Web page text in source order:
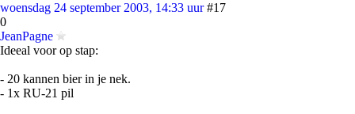
woensdag 24 september 2003, 14:33 uur #17
0
JeanPagne
Ideeal voor op stap:
- 20 kannen bier in je nek.
- 1x RU-21 pil